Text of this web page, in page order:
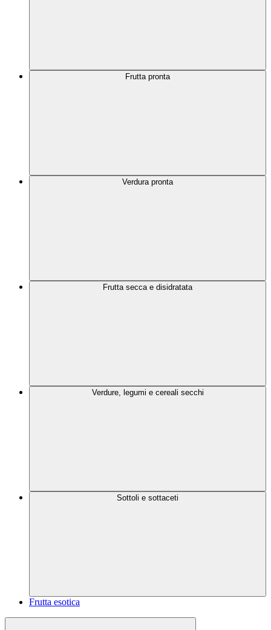
Frutta pronta
Verdura pronta
Frutta secca e disidratata
Verdure, legumi e cereali secchi
Sottoli e sottaceti
Frutta esotica